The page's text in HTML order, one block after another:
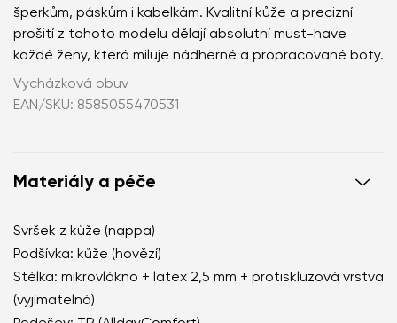
šperkům, páskům i kabelkám. Kvalitní kůže a precizní
prošití z tohoto modelu dělají absolutní must-have
každé ženy, která miluje nádherné a propracované boty.
Vycházková obuv
EAN/SKU: 8585055470531
Materiály a péče
Svršek z kůže (nappa)
Podšívka: kůže (hovězí)
Stélka: mikrovlákno + latex 2,5 mm + protiskluzová vrstva
(vyjímatelná)